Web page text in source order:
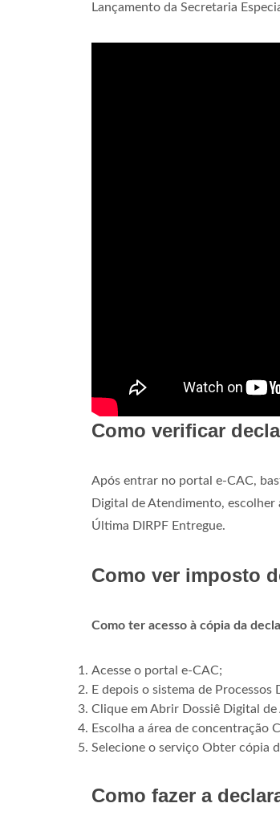
Lançamento da Secretaria
Como verificar
Após entrar no portal e-CAC,
Digital de Atendimento,
Última DIRPF Entregue.
Como ver imposto
Como ter acesso à cópia da
Acesse o portal e-CAC;
E depois o sistema de Processos
Clique em Abrir Dossiê Digital
Escolha a área de concentração
Selecione o serviço Obter cópia
Como fazer a